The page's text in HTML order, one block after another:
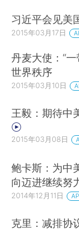
习近平会见美
2015年03月17日
丹麦大使：“
世界秩序
2015年03月10日
王毅：期待中
2015年03月08日
鲍卡斯：为中
向迈进继续努
2014年12月11日
克里：减排协